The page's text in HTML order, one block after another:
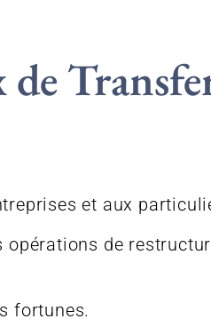
de
et aux
de
fortunes.